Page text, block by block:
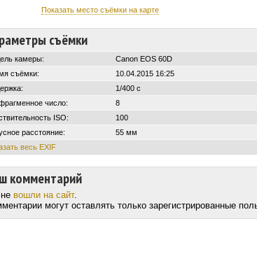
Показать место съёмки на карте
съёмки
камеры:
Canon EOS 60D
съёмки:
10.04.2015 16:25
1/400 с
число:
8
ISO:
100
расстояние:
55 мм
весь EXIF
комментарий
вошли на сайт.
могут оставлять только зарегистрированные